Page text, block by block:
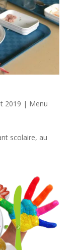
2019 | Menu
scolaire, au